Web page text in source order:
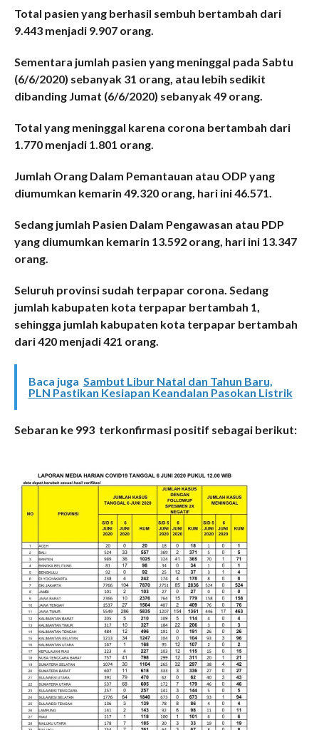
Total pasien yang berhasil sembuh bertambah dari
9.443 menjadi 9.907 orang.
Sementara jumlah pasien yang meninggal pada Sabtu
(6/6/2020) sebanyak 31 orang, atau lebih sedikit
dibanding Jumat (6/6/2020) sebanyak 49 orang.
Total yang meninggal karena corona bertambah dari
1.770 menjadi 1.801 orang.
Jumlah Orang Dalam Pemantauan atau ODP yang
diumumkan kemarin 49.320 orang, hari ini 46.571.
Sedang jumlah Pasien Dalam Pengawasan atau PDP
yang diumumkan kemarin 13.592 orang, hari ini 13.347
orang.
Seluruh provinsi sudah terpapar corona. Sedang
jumlah kabupaten kota terpapar bertambah 1,
sehingga jumlah kabupaten kota terpapar bertambah
dari 420 menjadi 421 orang.
Baca juga Sambut Libur Natal dan Tahun Baru,
PLN Pastikan Kesiapan Keandalan Pasokan Listrik
Sebaran ke 993 terkonfirmasi positif sebagai berikut: